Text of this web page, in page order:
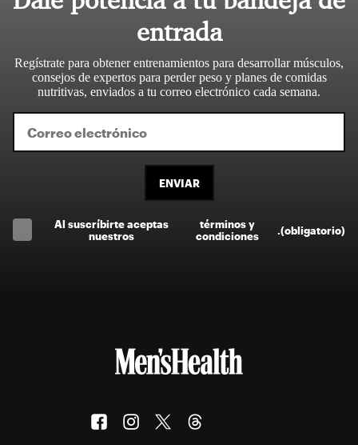
entrada
Regístrate para obtener entrenamientos para desarrollar músculos,
consejos de expertos para perder peso y planes de comidas
nutritivas, enviados a tu correo electrónico cada semana.
ENVIAR
Al suscríbirte aceptas
nuestros
términos y
condiciones
(obligatorio)